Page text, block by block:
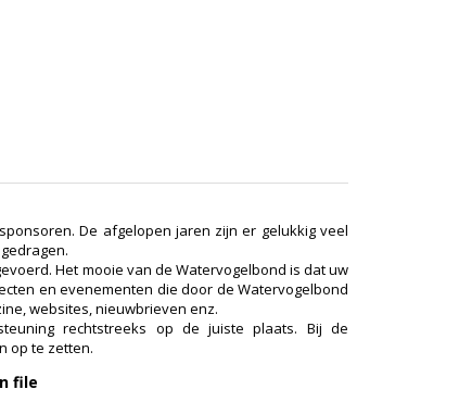
De afgelopen jaren zijn er gelukkig veel
Het mooie van de Watervogelbond is dat uw
en evenementen die door de Watervogelbond
websites, nieuwbrieven enz.
rechtstreeks op de juiste plaats. Bij de
op te zetten.
file